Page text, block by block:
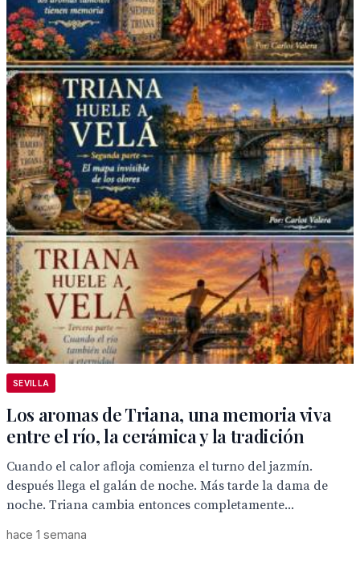
SEVILLA
Los aromas de Triana, una memoria viva
entre el río, la cerámica y la tradición
Cuando el calor afloja comienza el turno del jazmín.
después llega el galán de noche. Más tarde la dama de
noche. Triana cambia entonces completamente...
hace 1 semana